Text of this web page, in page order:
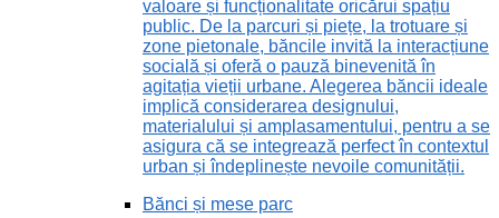
valoare și funcționalitate oricărui spațiu
public. De la parcuri și piețe, la trotuare și
zone pietonale, băncile invită la interacțiune
socială și oferă o pauză binevenită în
agitația vieții urbane. Alegerea băncii ideale
implică considerarea designului,
materialului și amplasamentului, pentru a se
asigura că se integrează perfect în contextul
urban și îndeplinește nevoile comunității.
Bănci și mese parc